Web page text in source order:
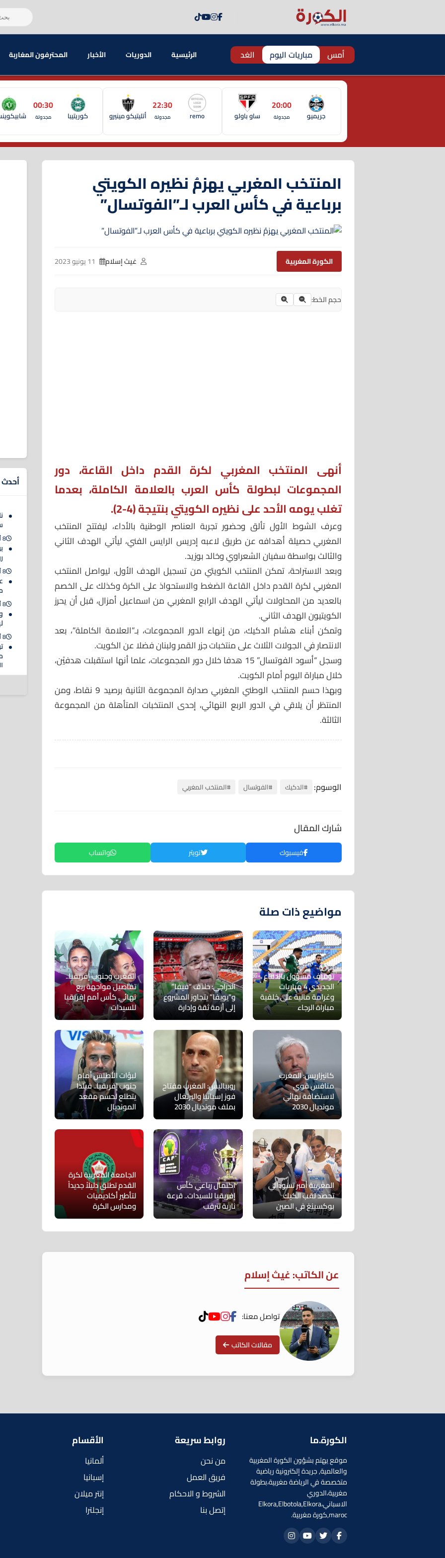
أمس مباريات اليوم الغد الرئيسية الدوريات الأخبار المحترفون المغاربة
جريميو
20:00
مجدولة ساو باولو remo
22:30
مجدولة أتليتيكو مينيرو كوريتيبا
00:30
مجدولة
المنتخب المغربي يهزمُ نظيره الكويتي
برباعية في كأس العرب لـ”الفوتسال”
الكورة المغربية غيث إسلام
حجم الخط:
أنهى المنتخب المغربي لكرة القدم داخل القاعة، دور
المجموعات لبطولة كأس العرب بالعلامة الكاملة، بعدما
تغلب يومه الأحد على نظيره الكويتي بنتيجة (4-2).
وعرف الشوط الأول تألق وحضور تجربة العناصر الوطنية بالأداء، ليفتتح المنتخب
المغربي حصيلة أهدافه عن طريق لاعبه إدريس الرايس الفني، ليأتي الهدف الثاني
والثالث بواسطة سفيان الشعراوي وخالد بوزيد.
وبعد الاستراحة، تمكن المنتخب الكويتي من تسجيل الهدف الأول، ليواصل المنتخب
المغربي لكرة القدم داخل القاعة الضغط والاستحواذ على الكرة وكذلك على الخصم
بالعديد من المحاولات ليأتي الهدف الرابع المغربي من اسماعيل أمزال، قبل أن يحرز
الكويتيون الهدف الثاني.
وتمكن أبناء هشام الدكيك، من إنهاء الدور المجموعات، بـ”العلامة الكاملة”، بعد
الانتصار في الجولات الثلاث على منتخبات جزر القمر ولبنان فضلا عن الكويت.
وسجل “أسود الفوتسال” 15 هدفا خلال دور المجموعات، علما أنها استقبلت هدفيْن،
خلال مباراة اليوم أمام الكويت.
وبهذا حسم المنتخب الوطني المغربي صدارة المجموعة الثانية برصيد 9 نقاط، ومن
المنتظر أن يلاقي في الدور الربع النهائي، إحدى المنتخبات المتأهلة من المجموعة
الثالثة.
الوسوم: #الدكيك #الفوتسال #المنتخب المغربي
شارك المقال
فيسبوك تويتر واتساب
مواضيع ذات صلة
توقيف مسؤول بالدفاع
الجديدي 4 مباريات
وغرامة مالية على خلفية
مباراة الرجاء
الدراجي: خلاف “فيفا”
و”يويفا” يتجاوز المشروع
إلى أزمة ثقة وإدارة
المغرب وجنوب إفريقيا..
تفاصيل مواجهة ربع
نهائي كأس أمم إفريقيا
للسيدات
كانيزاريس: المغرب
منافس قوي
لاستضافة نهائي
مونديال 2030
روبياليس: المغرب مفتاح
فوز إسبانيا والبرتغال
بملف مونديال 2030
لبؤات الأطلس أمام
جنوب إفريقيا.. فيلدا
يتطلع لحسم مقعد
المونديال
المغربية أمبر تسودالي
تحصد لقب الكيك
بوكسينغ في الصين
اكتمال رباعي كأس
إفريقيا للسيدات.. قرعة
نارية تترقب
الجامعة المغربية لكرة
القدم تطلق دليلاً جديداً
لتأطير أكاديميات
ومدارس الكرة
عن الكاتب: غيث إسلام
تواصل معنا:
مقالات الكاتب
أحدث
8 أغسطس 2026
8 أغسطس 2026
8 أغسطس 2026
8 أغسطس 2026
الكورة.ما
موقع يهتم بشؤون الكورة المغربية
والعالمية, جريدة إلكترونية رياضية
متخصصة في الرياضة مغربية،بطولة
مغربية،الدوري
الاسباني،Elkora,Elbotola,Elkora
maroc,كورة مغربية.
روابط سريعة
من نحن
فريق العمل
الشروط و الاحكام
إتصل بنا
الأقسام
ألمانيا
إسبانيا
إنتر ميلان
إنجلترا